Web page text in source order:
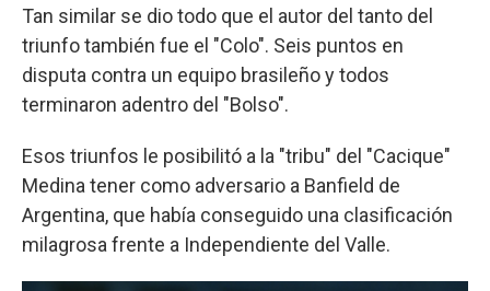
Tan similar se dio todo que el autor del tanto del
triunfo también fue el "Colo". Seis puntos en
disputa contra un equipo brasileño y todos
terminaron adentro del "Bolso".
Esos triunfos le posibilitó a la "tribu" del "Cacique"
Medina tener como adversario a Banfield de
Argentina, que había conseguido una clasificación
milagrosa frente a Independiente del Valle.